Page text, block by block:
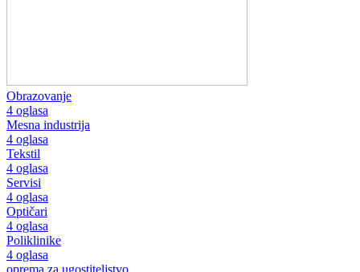
Obrazovanje
4 oglasa
Mesna industrija
4 oglasa
Tekstil
4 oglasa
Servisi
4 oglasa
Optičari
4 oglasa
Poliklinike
4 oglasa
oprema za ugostiteljstvo